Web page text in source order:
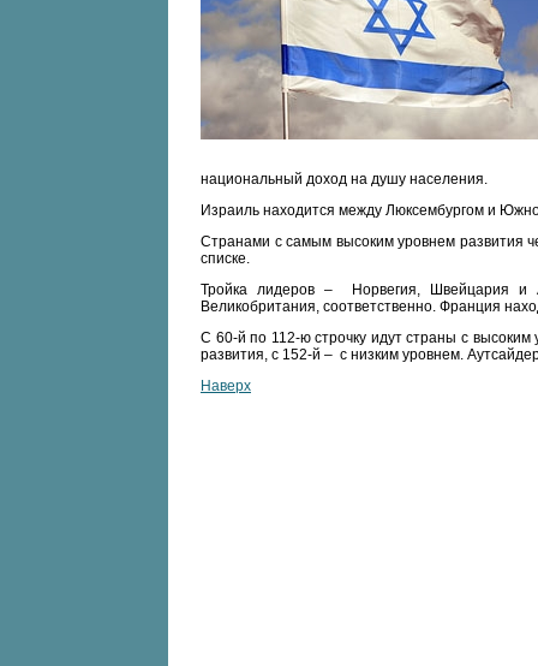
национальный доход на душу населения.
Израиль находится между Люксембургом и
Странами с самым высоким уровнем развития
списке.
Тройка лидеров – Норвегия, Швейцария
Великобритания, соответственно. Франция
С 60-й по 112-ю строчку идут страны с
развития, с 152-й – с низким уровнем.
Наверх